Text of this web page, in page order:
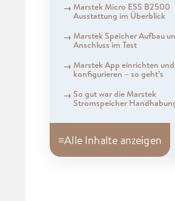
Marstek Micro ESS B2500
Ausstattung im Überblick
Marstek Speicher Aufbau
Anschluss im Test
Marstek App einrichten und
konfigurieren – so geht’s
So gut war die Marstek
Stromspeicher
≡Alle Inhalte anzeigen